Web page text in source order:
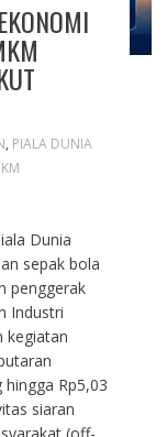
, PIALA DUNIA
Dunia
sepak bola
penggerak
Industri
kegiatan
Rp5,03
siaran